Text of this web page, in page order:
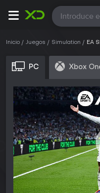
Todas
Inicio Juegos Simulation EA
PC Xbox